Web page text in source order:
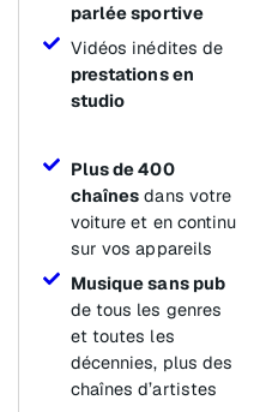
parlée sportive
Vidéos inédites de
prestations en
studio
Plus de 400
chaînes dans votre
voiture et en continu
sur vos appareils
Musique sans pub
de tous les genres
et toutes les
décennies, plus des
chaînes d’artistes